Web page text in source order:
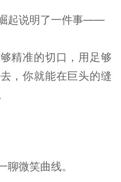
起说明了一件事——
精准的切口，用足够
，你就能在巨头的缝
聊微笑曲线。